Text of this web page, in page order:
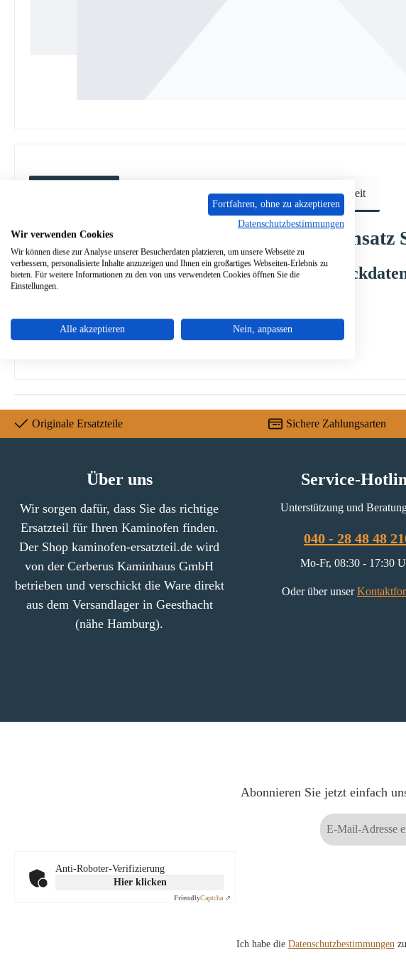
Angaben zur Produktsicherheit
OriginalKalte Hand für den Kamineinsatz
SparthermPremium Modelle Kalte Hand
Leistungsregler Verlängerung, Luftregler Verlängerung
Material Metall
Originale Ersatzteile Sichere Zahlungsarten
Über uns
Wir sorgen dafür, dass Sie das richtige
Ersatzteil für Ihren Kaminofen finden.
Der Shop kaminofen-ersatzteil.de wird
von der Cerberus Kaminhaus GmbH
betrieben und verschickt die Ware direkt
aus dem Versandlager in Geesthacht
(nähe Hamburg).
Service-
Unterstützung und
040 - 28 48 48
Mo-Fr, 08:30 - 17:30
Oder über unser
Abonnieren Sie jetzt einfach
E-
Mail-
Anti-Roboter-Verifizierung
Hier klicken
FriendlyCaptcha ⇗
Ich habe die Datenschutzbestimmungen
Fortfahren, ohne zu akzeptieren
Datenschutzbestimmungen
Wir verwenden Cookies
Wir können diese zur Analyse unserer Besucherdaten platzieren, um unsere Webseite zu
verbessern, personalisierte Inhalte anzuzeigen und Ihnen ein großartiges Webseiten-Erlebnis zu
bieten. Für weitere Informationen zu den von uns verwendeten Cookies öffnen Sie die
Einstellungen.
Alle akzeptieren Nein, anpassen